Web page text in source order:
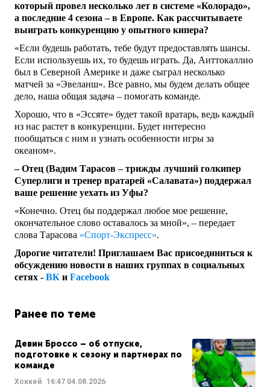
который провел несколько лет в системе «Колорадо»,
а последние 4 сезона – в Европе. Как рассчитываете
выиграть конкуренцию у опытного кипера?
«Если будешь работать, тебе будут предоставлять шансы.
Если используешь их, то будешь играть. Да, Аиттокаллио
был в Северной Америке и даже сыграл несколько
матчей за «Эвеланш». Все равно, мы будем делать общее
дело, наша общая задача – помогать команде.
Хорошо, что в «Эссяте» будет такой вратарь, ведь каждый
из нас растет в конкуренции. Будет интересно
пообщаться с ним и узнать особенности игры за
океаном».
– Отец (Вадим Тарасов – трижды лучший голкипер
Суперлиги и тренер вратарей «Салавата») поддержал
ваше решение уехать из Уфы?
«Конечно. Отец бы поддержал любое мое решение,
окончательное слово оставалось за мной», – передает
слова Тарасова «Спорт-Экспресс».
Дорогие читатели! Приглашаем Вас присоединиться к
обсуждению новости в наших группах в социальных
сетях - ВК и Facebook
Ранее по теме
Девин Броссо – об отпуске,
подготовке к сезону и партнерах по
команде
Хоккей 16:47 04.08.2026